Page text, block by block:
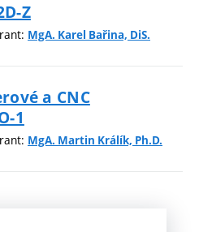
Z
MgA. Karel Bařina, DiS.
a CNC
1
MgA. Martin Králík, Ph.D.